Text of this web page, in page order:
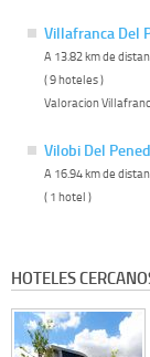
Villafranca Del
A 13.82 km de
( 9 hoteles )
Valoracion
Vilobi Del
A 16.94 km de
( 1 hotel )
HOTELES